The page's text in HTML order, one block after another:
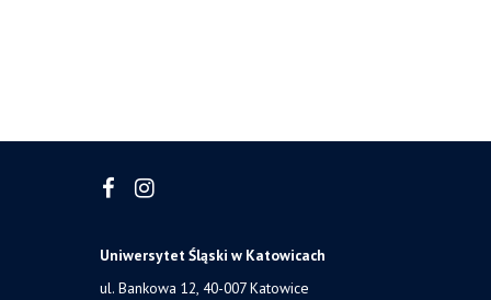
Uniwersytet Śląski w Katowicach
ul. Bankowa 12, 40-007 Katowice